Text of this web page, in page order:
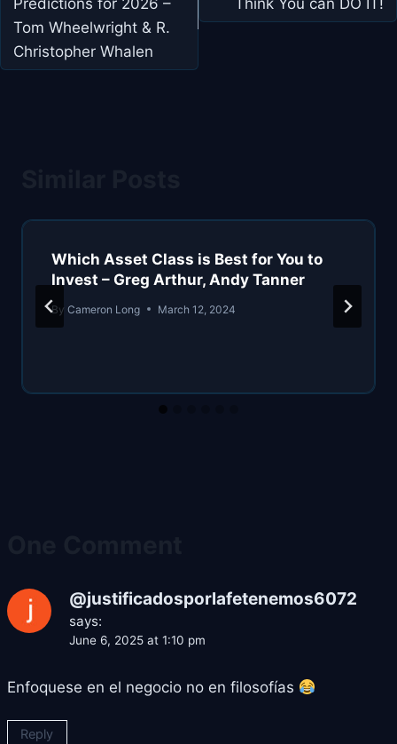
Tom Wheelwright & R.
Christopher Whalen
Which Asset Class is Best for You to
Invest – Greg Arthur, Andy Tanner
By Cameron Long March 12, 2024
@justificadosporlafetenemos6072
says:
June 6, 2025 at 1:10 pm
Enfoquese en el negocio no en filosofías
Reply